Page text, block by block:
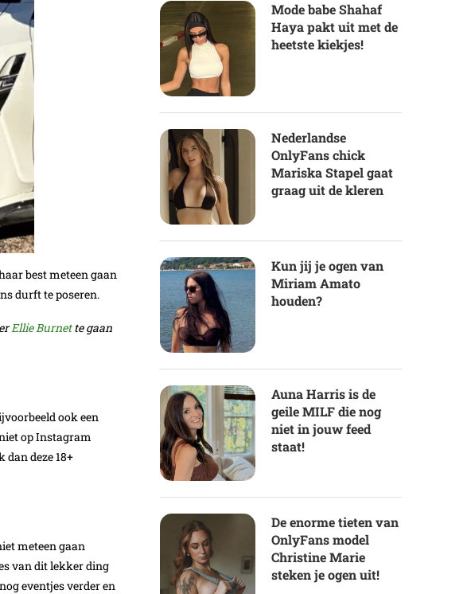
best meteen gaan
durft te poseren.
Ellie Burnette gaan
ook een
op Instagram
deze 18+
meteen gaan
van dit lekker ding
eventjes verder en
Mode babe Shahaf
Haya pakt uit met de
heetste kiekjes!
Nederlandse
OnlyFans chick
Mariska Stapel gaat
graag uit de kleren
Kun jij je ogen van
Miriam Amato
houden?
Auna Harris is de
geile MILF die nog
niet in jouw feed
staat!
De enorme tieten van
OnlyFans model
Christine Marie
steken je ogen uit!